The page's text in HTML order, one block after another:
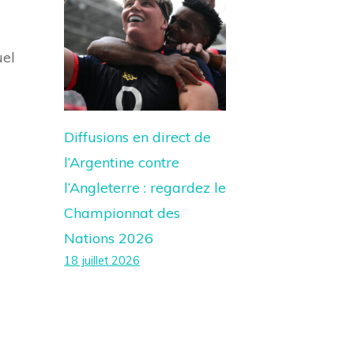
Diffusions en direct de
l’Argentine contre
l’Angleterre : regardez le
Championnat des
Nations 2026
18 juillet 2026